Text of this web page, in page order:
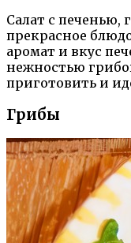
Салат с
прекрасное
аромат и вкус
нежностью
приготовить и
Грибы